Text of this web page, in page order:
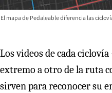
El mapa de Pedaleable diferencia las
Los videos de cada
extremo a otro de la ruta
sirven para reconocer su